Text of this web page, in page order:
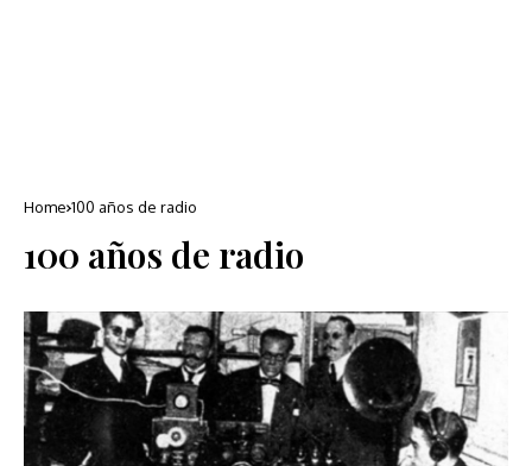
Home 100 años de radio
100 años de radio